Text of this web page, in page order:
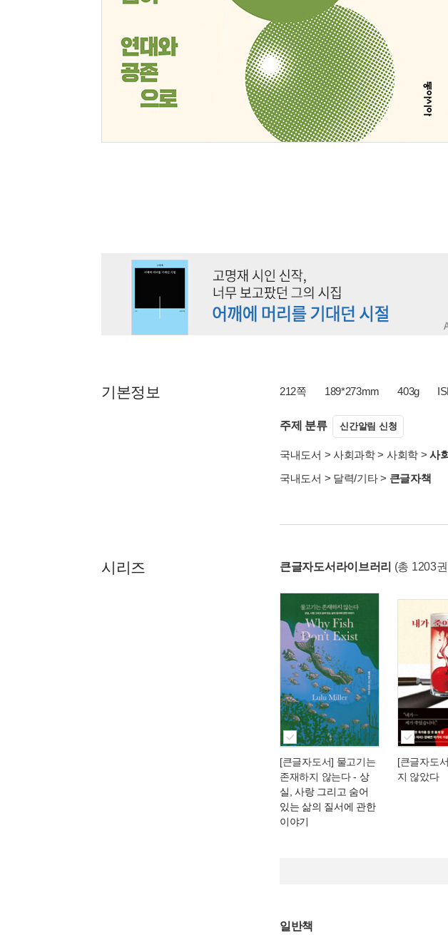
기본정보 212쪽 189*273mm 403g
주제 분류 신간알림 신청
국내도서 > 사회과학> 사회학>사
국내도서 > 달력/기타> 큰글자책
시리즈 큰글자도서라이브러리 (총 1203
[큰글자도서] 물고기는
존재하지 않는다- 상
실, 사랑 그리고 숨어
있는 삶의 질서에 관한
이야기
[큰글자도
지 않았다
일반책